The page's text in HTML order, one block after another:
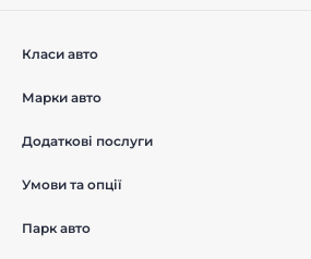
Класи авто
Марки авто
Додаткові послуги
Умови та опції
Парк авто